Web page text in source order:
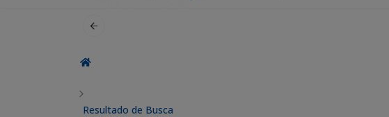
Resultado de Busca